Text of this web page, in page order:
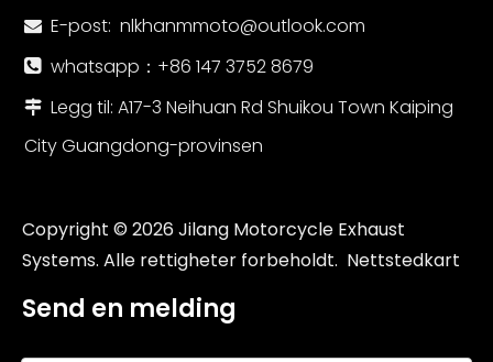
 E-post: nlkhanmmoto@outlook.com
 whatsapp：+86 147 3752 8679
 Legg til: A17-3 Neihuan Rd Shuikou Town Kaiping
City Guangdong-provinsen
Copyright © 2026Jilang Motorcycle Exhaust
Systems. Alle rettigheter forbeholdt. Nettstedkart
Send en melding